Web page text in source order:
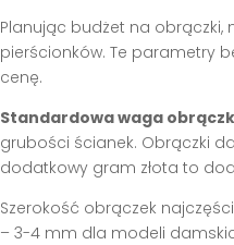
Planując budżet na obrączki,
pierścionków. Te parametry
cenę.
Standardowa waga
grubości ścianek. Obrączki
dodatkowy gram złota to
Szerokość obrączek
– 3-4 mm dla modeli